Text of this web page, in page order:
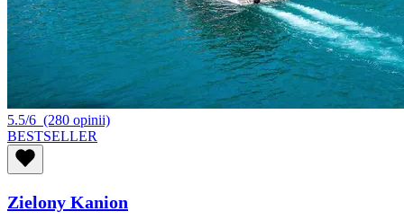
5.5/6 (280 opinii)
BESTSELLER
Zielony Kanion